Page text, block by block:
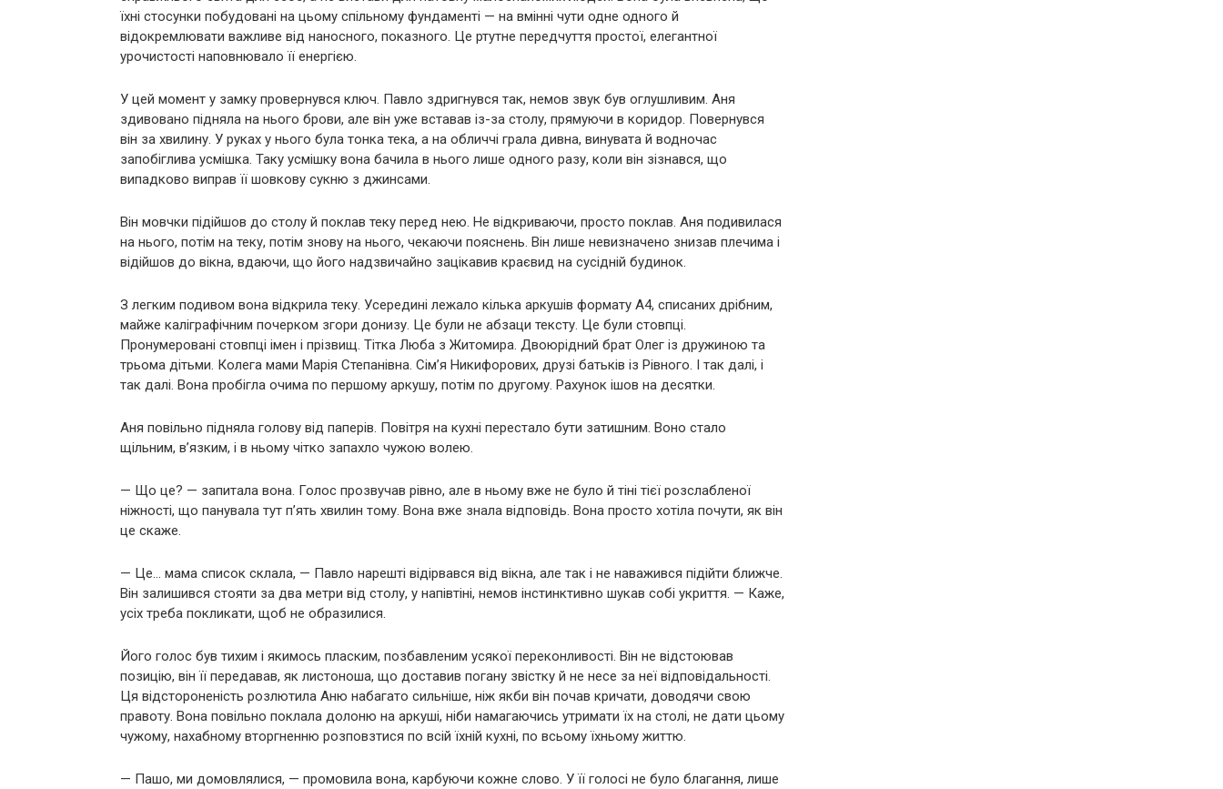
їхні стосунки побудовані на цьому спільному фундаменті — на вмінні чути одне одного й
відокремлювати важливе від наносного, показного. Це ртутне передчуття простої, елегантної
урочистості наповнювало її енергією.
У цей момент у замку провернувся ключ. Павло здригнувся так, немов звук був оглушливим. Аня
здивовано підняла на нього брови, але він уже вставав із-за столу, прямуючи в коридор. Повернувся
він за хвилину. У руках у нього була тонка тека, а на обличчі грала дивна, винувата й водночас
запобіглива усмішка. Таку усмішку вона бачила в нього лише одного разу, коли він зізнався, що
випадково виправ її шовкову сукню з джинсами.
Він мовчки підійшов до столу й поклав теку перед нею. Не відкриваючи, просто поклав. Аня подивилася
на нього, потім на теку, потім знову на нього, чекаючи пояснень. Він лише невизначено знизав плечима і
відійшов до вікна, вдаючи, що його надзвичайно зацікавив краєвид на сусідній будинок.
З легким подивом вона відкрила теку. Усередині лежало кілька аркушів формату А4, списаних дрібним,
майже каліграфічним почерком згори донизу. Це були не абзаци тексту. Це були стовпці.
Пронумеровані стовпці імен і прізвищ. Тітка Люба з Житомира. Двоюрідний брат Олег із дружиною та
трьома дітьми. Колега мами Марія Степанівна. Сім’я Никифорових, друзі батьків із Рівного. І так далі, і
так далі. Вона пробігла очима по першому аркушу, потім по другому. Рахунок ішов на десятки.
Аня повільно підняла голову від паперів. Повітря на кухні перестало бути затишним. Воно стало
щільним, в’язким, і в ньому чітко запахло чужою волею.
— Що це? — запитала вона. Голос прозвучав рівно, але в ньому вже не було й тіні тієї розслабленої
ніжності, що панувала тут п’ять хвилин тому. Вона вже знала відповідь. Вона просто хотіла почути, як він
це скаже.
— Це… мама список склала, — Павло нарешті відірвався від вікна, але так і не наважився підійти ближче.
Він залишився стояти за два метри від столу, у напівтіні, немов інстинктивно шукав собі укриття. — Каже,
усіх треба покликати, щоб не образилися.
Його голос був тихим і якимось пласким, позбавленим усякої переконливості. Він не відстоював
позицію, він її передавав, як листоноша, що доставив погану звістку й не несе за неї відповідальності.
Ця відстороненість розлютила Аню набагато сильніше, ніж якби він почав кричати, доводячи свою
правоту. Вона повільно поклала долоню на аркуші, ніби намагаючись утримати їх на столі, не дати цьому
чужому, нахабному вторгненню розповзтися по всій їхній кухні, по всьому їхньому життю.
— Пашо, ми домовлялися, — промовила вона, карбуючи кожне слово. У її голосі не було благання, лише